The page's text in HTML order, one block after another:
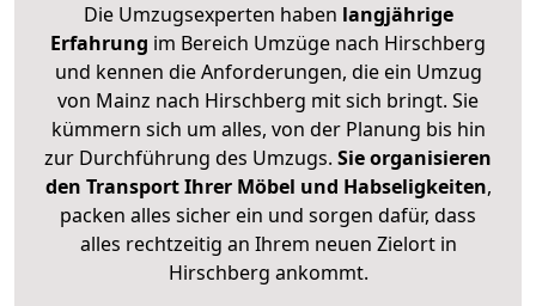
Die Umzugsexperten haben langjährige
Erfahrung im Bereich Umzüge nach Hirschberg
und kennen die Anforderungen, die ein Umzug
von Mainz nach Hirschberg mit sich bringt. Sie
kümmern sich um alles, von der Planung bis hin
zur Durchführung des Umzugs. Sie organisieren
den Transport Ihrer Möbel und Habseligkeiten,
packen alles sicher ein und sorgen dafür, dass
alles rechtzeitig an Ihrem neuen Zielort in
Hirschberg ankommt.